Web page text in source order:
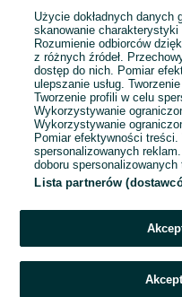
Specjalne wymagania:
Doświadczenie nie jest
Zasięg transportu: Tylko
Odświeżono dnia 07 sierpnia
Strona główna Praca
KATEGORIA
Użycie dokładnych danych
skanowanie
Rozumienie odbiorców
z różnych źródeł.
dostęp do nich. Pomiar
ulepszanie usług.
Tworzenie profili w celu
Wykorzystywanie
Wykorzystywanie
Pomiar efektywności
spersonalizowanych
doboru spersonalizowanych
Lista partnerów